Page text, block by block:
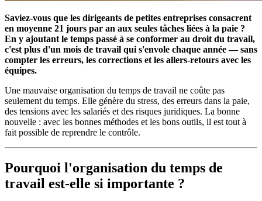
Saviez-vous que les dirigeants de petites entreprises consacrent
en moyenne 21 jours par an aux seules tâches liées à la paie ?
En y ajoutant le temps passé à se conformer au droit du travail,
c'est plus d'un mois de travail qui s'envole chaque année — sans
compter les erreurs, les corrections et les allers-retours avec les
équipes.
Une mauvaise organisation du temps de travail ne coûte pas
seulement du temps. Elle génère du stress, des erreurs dans la paie,
des tensions avec les salariés et des risques juridiques. La bonne
nouvelle : avec les bonnes méthodes et les bons outils, il est tout à
fait possible de reprendre le contrôle.
Pourquoi l'organisation du temps de
travail est-elle si importante ?